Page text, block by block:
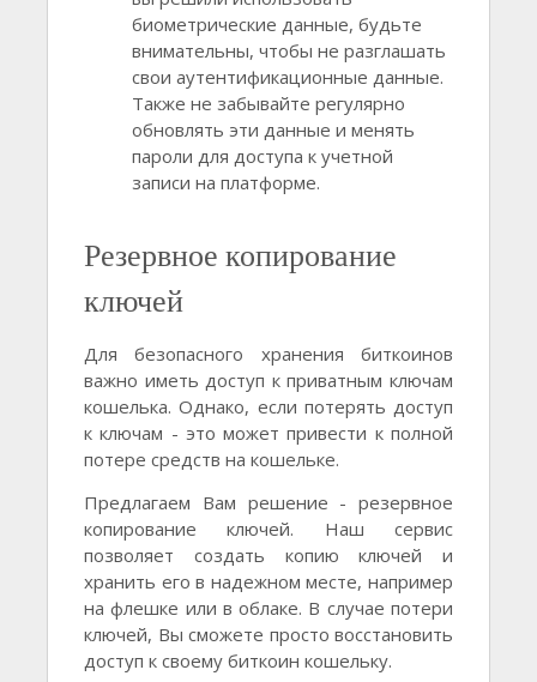
биометрические данные, будьте
внимательны, чтобы не разглашать
свои аутентификационные данные.
Также не забывайте регулярно
обновлять эти данные и менять
пароли для доступа к учетной
записи на платформе.
Резервное копирование
ключей
Для безопасного хранения биткоинов
важно иметь доступ к приватным ключам
кошелька. Однако, если потерять доступ
к ключам - это может привести к полной
потере средств на кошельке.
Предлагаем Вам решение - резервное
копирование ключей. Наш сервис
позволяет создать копию ключей и
хранить его в надежном месте, например
на флешке или в облаке. В случае потери
ключей, Вы сможете просто восстановить
доступ к своему биткоин кошельку.